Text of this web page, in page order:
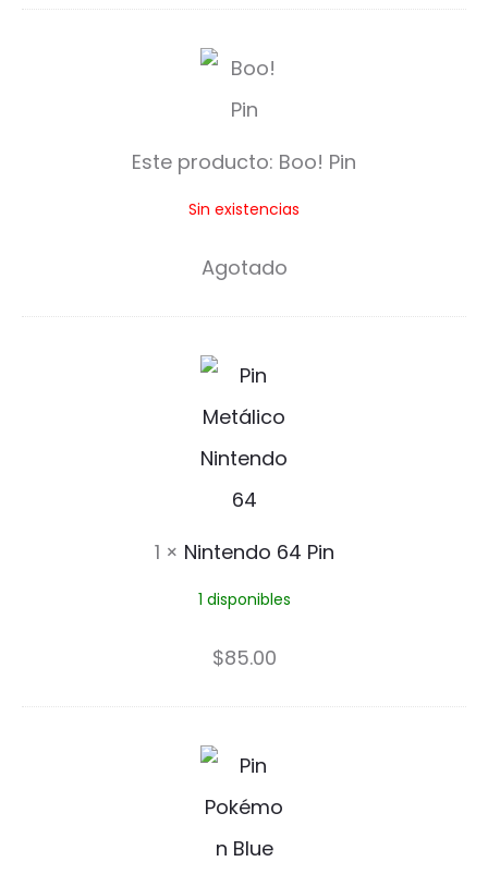
carrito
B
o
P
i
Este producto: Boo! Pin
Sin existencias
Agotado
N
i
n
t
d
o
P
i
n
1 × Nintendo 64 Pin
1 disponibles
$85.00
P
o
c